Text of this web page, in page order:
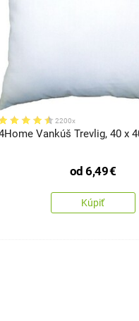
2200x
Vankúš Trevlig, 40 x
od 6,49€
Kúpiť